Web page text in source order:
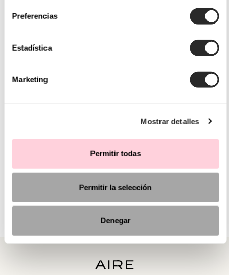
Preferencias
Estadística
Marketing
Mostrar detalles
Permitir todas
Permitir la selección
Denegar